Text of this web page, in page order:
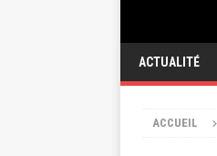
ACTUALITÉ
ACCUEIL